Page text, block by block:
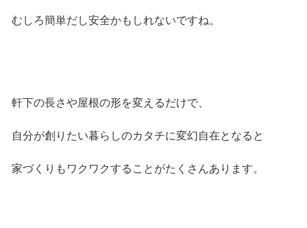
むしろ簡単だし安全かもしれないですね。
軒下の長さや屋根の形を変えるだけで、
自分が創りたい暮らしのカタチに変幻自在となると
家づくりもワクワクすることがたくさんあります。